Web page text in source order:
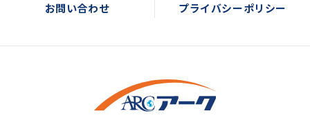
お問い合わせ プライバシーポリシー